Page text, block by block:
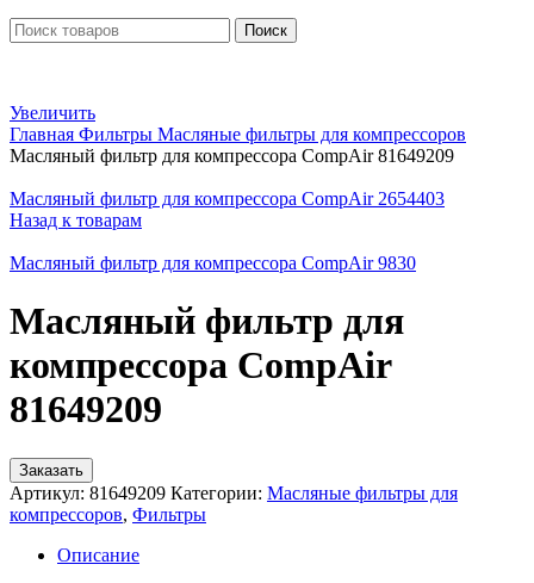
Поиск
Увеличить
Главная Фильтры Масляные фильтры для компрессоров
Масляный фильтр для компрессора CompAir 81649209
Масляный фильтр для компрессора CompAir 2654403
Назад к товарам
Масляный фильтр для компрессора CompAir 9830
Масляный фильтр для
компрессора CompAir
81649209
Заказать
Артикул: 81649209 Категории: Масляные фильтры для
компрессоров, Фильтры
Описание